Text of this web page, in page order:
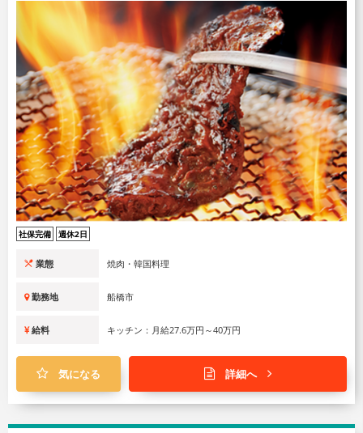
社保完備 週休2日
業態 焼肉・韓国料理
勤務地 船橋市
給料 キッチン：月給27.6万円～40万円
気になる 詳細へ